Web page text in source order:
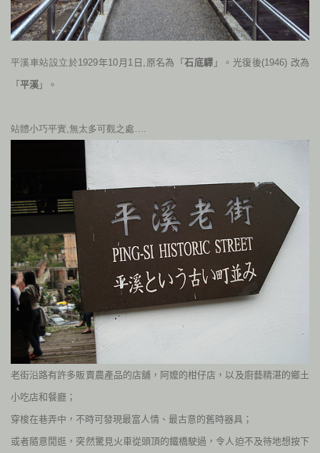
平溪車站設立於1929年10月 1 日,原名為「石底驛 」。光復後(1946) 改為
「 平溪 」。
站體小巧平實,無太多可觀之處….
老街沿路有許多販賣農產品的店舖，阿嬤的柑仔店，以及廚藝精湛的鄉土
小吃店和餐廳；
穿梭在巷弄中，不時可發現最富人情、最古意的舊時器具；
或者隨意閒逛，突然驚見火車從頭頂的鐵橋駛過，令人迫不及待地想按下